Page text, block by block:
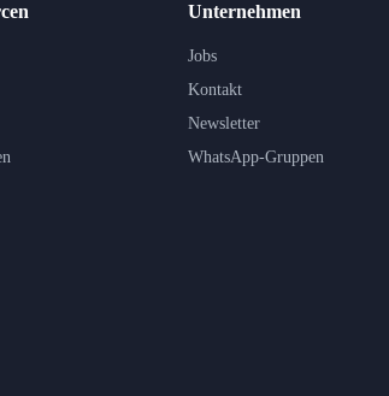
Unternehmen
Jobs
Kontakt
Newsletter
WhatsApp-Gruppen